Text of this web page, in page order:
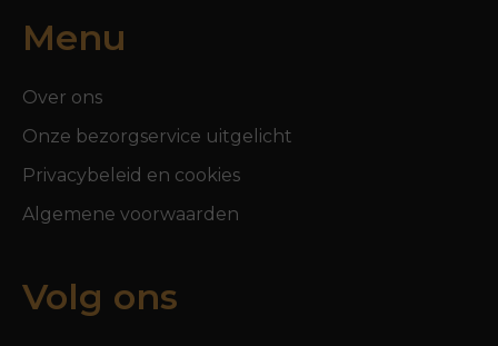
Menu
Over ons
Onze bezorgservice uitgelicht
Privacybeleid en cookies
Algemene voorwaarden
Volg ons